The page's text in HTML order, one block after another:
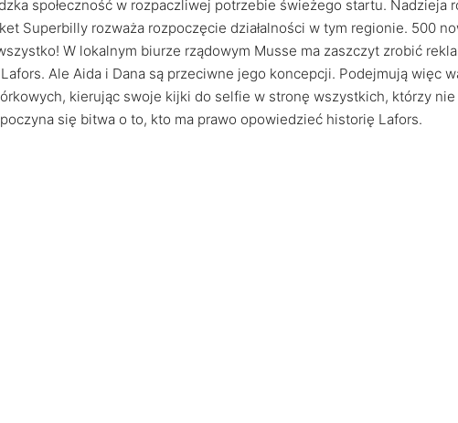
społeczność w rozpaczliwej potrzebie świeżego startu. Nadzieja
Superbilly rozważa rozpoczęcie działalności w tym regionie. 500
W lokalnym biurze rządowym Musse ma zaszczyt zrobić
Ale Aida i Dana są przeciwne jego koncepcji. Podejmują więc
kierując swoje kijki do selfie w stronę wszystkich, którzy nie
się bitwa o to, kto ma prawo opowiedzieć historię Lafors.